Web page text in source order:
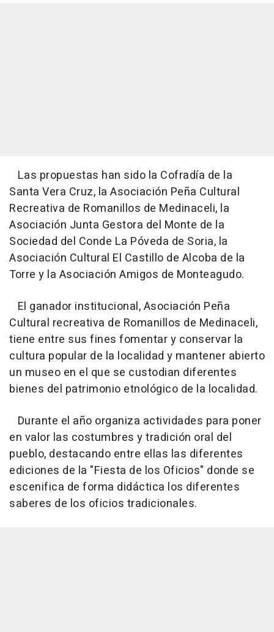
Las propuestas han sido la Cofradía de la
Santa Vera Cruz, la Asociación Peña Cultural
Recreativa de Romanillos de Medinaceli, la
Asociación Junta Gestora del Monte de la
Sociedad del Conde La Póveda de Soria, la
Asociación Cultural El Castillo de Alcoba de la
Torre y la Asociación Amigos de Monteagudo.
El ganador institucional, Asociación Peña
Cultural recreativa de Romanillos de Medinaceli,
tiene entre sus fines fomentar y conservar la
cultura popular de la localidad y mantener abierto
un museo en el que se custodian diferentes
bienes del patrimonio etnológico de la localidad.
Durante el año organiza actividades para poner
en valor las costumbres y tradición oral del
pueblo, destacando entre ellas las diferentes
ediciones de la "Fiesta de los Oficios" donde se
escenifica de forma didáctica los diferentes
saberes de los oficios tradicionales.